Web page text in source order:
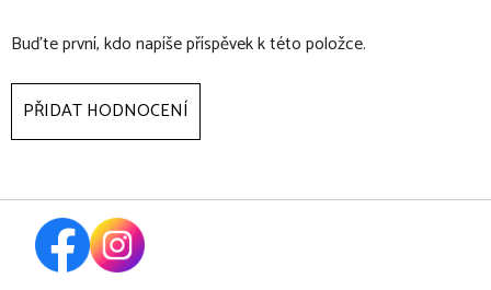
Buďte první, kdo napíše příspěvek k této položce.
PŘIDAT HODNOCENÍ